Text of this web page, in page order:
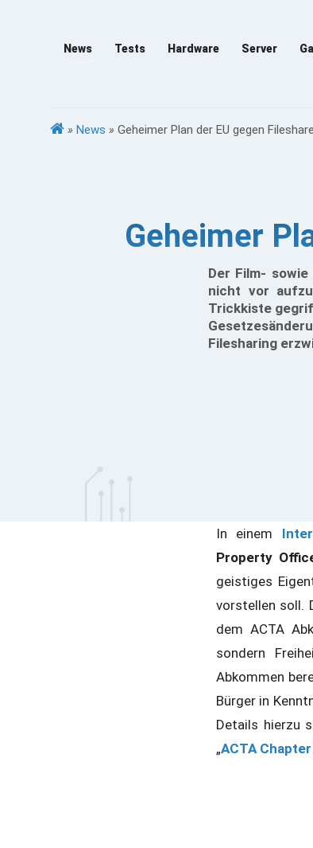
News Tests Hardware Server
» News » Geheimer Plan der EU gegen
Geheimer
Der Film-
nicht vor
Trickkiste
Filesharing
In einem
Property
geistiges
vorstellen soll.
dem ACTA
sondern
Abkommen
Bürger in
Details hierzu
„ACTA